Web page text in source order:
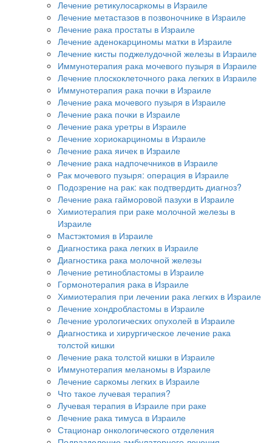
Лечение ретикулосаркомы в Израиле
Лечение метастазов в позвоночнике в Израиле
Лечение рака простаты в Израиле
Лечение аденокарциномы матки в Израиле
Лечение кисты поджелудочной железы в Израиле
Иммунотерапия рака мочевого пузыря в Израиле
Лечение плоскоклеточного рака легких в Израиле
Иммунотерапия рака почки в Израиле
Лечение рака мочевого пузыря в Израиле
Лечение рака почки в Израиле
Лечение рака уретры в Израиле
Лечение хориокарциномы в Израиле
Лечение рака яичек в Израиле
Лечение рака надпочечников в Израиле
Рак мочевого пузыря: операция в Израиле
Подозрение на рак: как подтвердить диагноз?
Лечение рака гайморовой пазухи в Израиле
Химиотерапия при раке молочной железы в
Израиле
Мастэктомия в Израиле
Диагностика рака легких в Израиле
Диагностика рака молочной железы
Лечение ретинобластомы в Израиле
Гормонотерапия рака в Израиле
Химиотерапия при лечении рака легких в Израиле
Лечение хондробластомы в Израиле
Лечение урологических опухолей в Израиле
Диагностика и хирургическое лечение рака
толстой кишки
Лечение рака толстой кишки в Израиле
Иммунотерапия меланомы в Израиле
Лечение саркомы легких в Израиле
Что такое лучевая терапия?
Лучевая терапия в Израиле при раке
Лечение рака тимуса в Израиле
Стационар онкологического отделения